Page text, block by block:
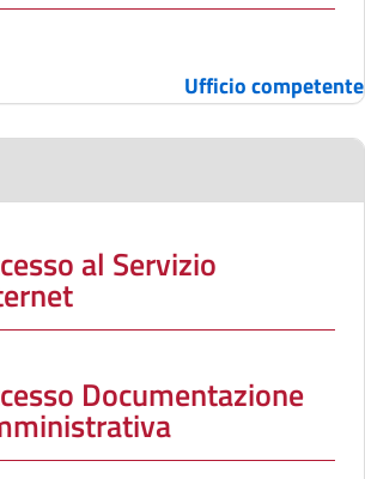
Ufficio competente
al Servizio
Documentazione